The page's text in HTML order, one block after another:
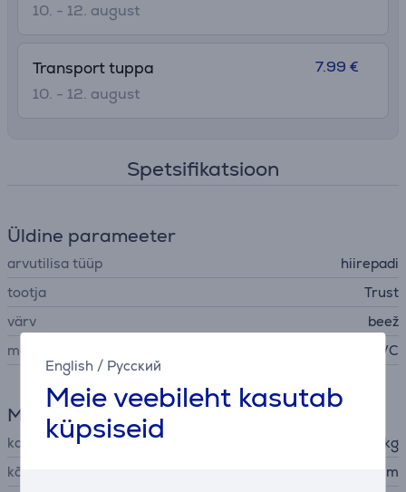
English / Русский
Meie veebileht kasutab
küpsiseid
10. - 12. august
Transport tuppa
10. - 12. august
7.99 €
Spetsifikatsioon
Üldine parameeter
arvutilisa tüüp
hiirepadi
tootja
Trust
värv
beež
materjal
PVC
Mõõtmed
kaal
0,4 kg
kõrgus
0,2 cm